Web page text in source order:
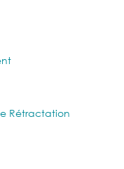
Rétractation